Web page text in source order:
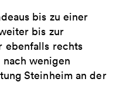
bis zu einer
bis zur
ebenfalls rechts
wenigen
Steinheim an der